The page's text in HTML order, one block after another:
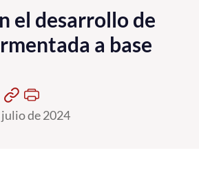
e Innovación
el desarrollo de
a base
de 2024